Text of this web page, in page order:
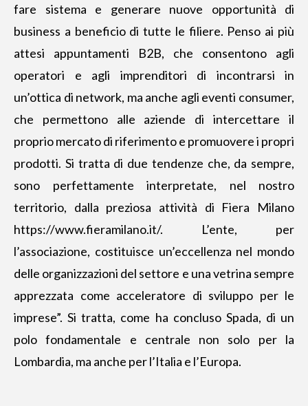
fare sistema e generare nuove opportunità di
business a beneficio di tutte le filiere. Penso ai più
attesi appuntamenti B2B, che consentono agli
operatori e agli imprenditori di incontrarsi in
un’ottica di network, ma anche agli eventi consumer,
che permettono alle aziende di intercettare il
proprio mercato di riferimento e promuovere i propri
prodotti. Si tratta di due tendenze che, da sempre,
sono perfettamente interpretate, nel nostro
territorio, dalla preziosa attività di Fiera Milano
https://www.fieramilano.it/. L’ente, per
l’associazione, costituisce un’eccellenza nel mondo
delle organizzazioni del settore e una vetrina sempre
apprezzata come acceleratore di sviluppo per le
imprese”. Si tratta, come ha concluso Spada, di un
polo fondamentale e centrale non solo per la
Lombardia, ma anche per l’Italia e l’Europa.